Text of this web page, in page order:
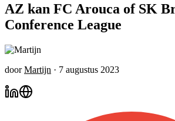
AZ kan FC Arouca of SK
Conference League
door Martijn · 7 augustus 2023